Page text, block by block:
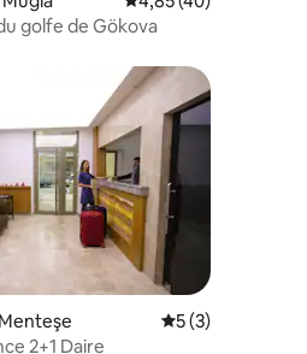
golfe de Gökova
base de 4 commentaires : 5 sur 5
Évaluation
5 (3)
2+1 Daire